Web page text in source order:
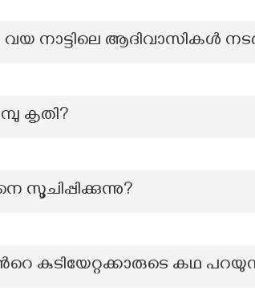
വയ നാട്ടിലെ ആദിവാസികൾ
കൃതി?
സൂചിപ്പിക്കുന്നു?
കുടിയേറ്റക്കാരുടെ കഥ